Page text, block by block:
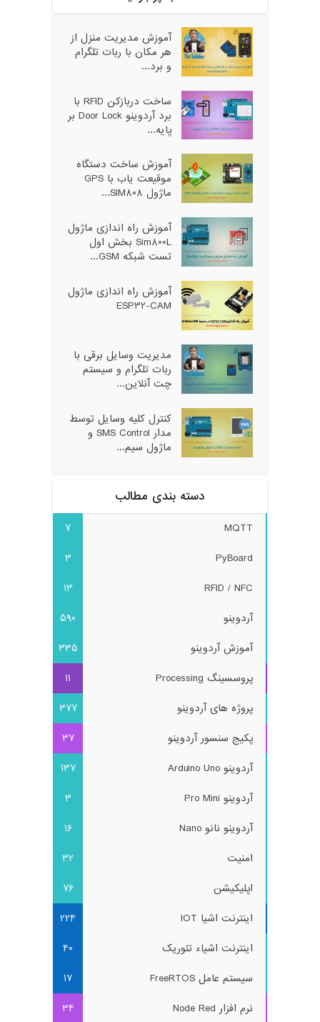
آموزش مدیریت منزل از
هر مکان با ربات تلگرام
و برد...
ساخت دربازکن RFID با
برد آردوینو Door Lock بر
پایه...
آموزش ساخت دستگاه
موقیعت یاب با GPS
ماژول SIM808...
آموزش راه اندازی ماژول
Sim800L بخش اول
تست شبکه GSM...
آموزش راه اندازی ماژول
ESP32-CAM
مدیریت وسایل برقی با
ربات تلگرام و سیستم
چت آنلاین...
کنترل کلیه وسایل توسط
مدار SMS Control و
ماژول سیم...
دسته بندی مطالب
MQTT
7
PyBoard
3
RFID / NFC
13
آردوینو
590
آموزش آردوینو
335
پروسسینگ Processing
11
پروژه های آردوینو
377
پکیج سنسور آردوینو
37
آردوینو Arduino Uno
137
آردوینو Pro Mini
3
آردوینو نانو Nano
16
امنیت
32
اپلیکیشن
76
اینترنت اشیا IOT
224
اینترنت اشیاء تئوریک
40
سیستم عامل FreeRTOS
17
نرم افزار Node Red
34